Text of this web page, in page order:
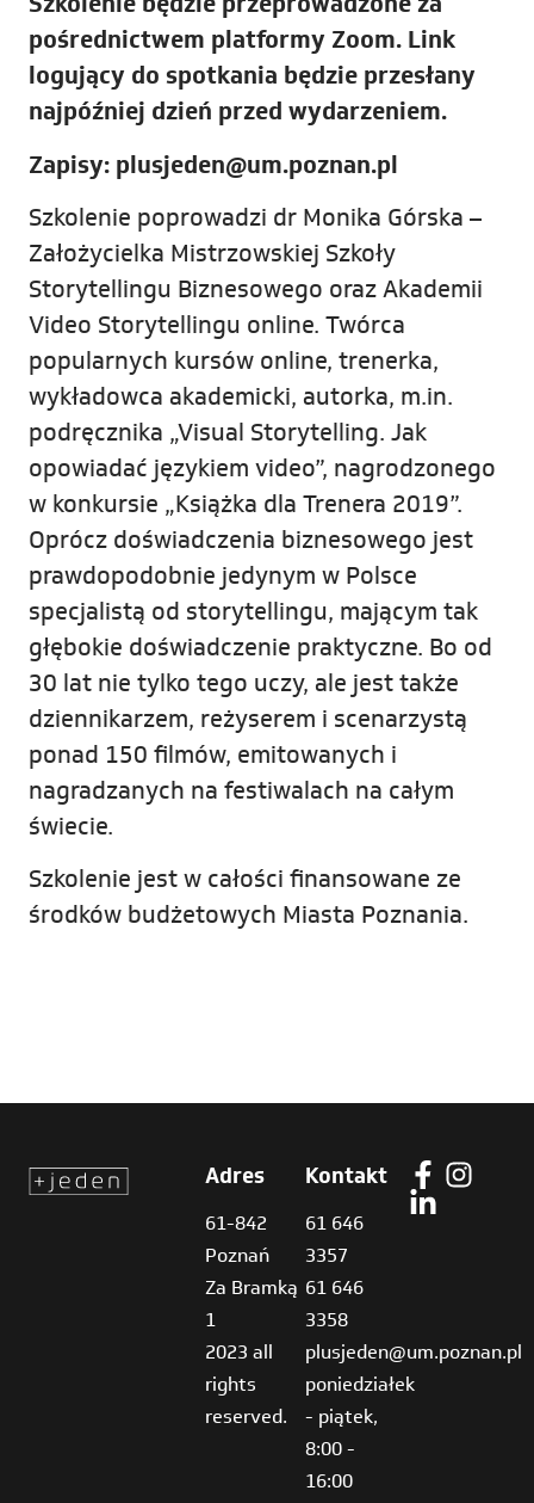
pośrednictwem platformy Zoom. Link
logujący do spotkania będzie przesłany
najpóźniej dzień przed wydarzeniem.
Zapisy: plusjeden@um.poznan.pl
Szkolenie poprowadzi dr Monika Górska –
Założycielka Mistrzowskiej Szkoły
Storytellingu Biznesowego oraz Akademii
Video Storytellingu online. Twórca
popularnych kursów online, trenerka,
wykładowca akademicki, autorka, m.in.
podręcznika „Visual Storytelling. Jak
opowiadać językiem video”, nagrodzonego
w konkursie „Książka dla Trenera 2019”.
Oprócz doświadczenia biznesowego jest
prawdopodobnie jedynym w Polsce
specjalistą od storytellingu, mającym tak
głębokie doświadczenie praktyczne. Bo od
30 lat nie tylko tego uczy, ale jest także
dziennikarzem, reżyserem i scenarzystą
ponad 150 filmów, emitowanych i
nagradzanych na festiwalach na całym
świecie.
Szkolenie jest w całości finansowane ze
środków budżetowych Miasta Poznania.
Adres
61-842
Poznań
Za Bramką
1
2023 all
rights
reserved.
Kontakt
61 646
3357
61 646
3358
plusjeden@um.poznan.pl
poniedziałek
- piątek,
8:00 -
16:00